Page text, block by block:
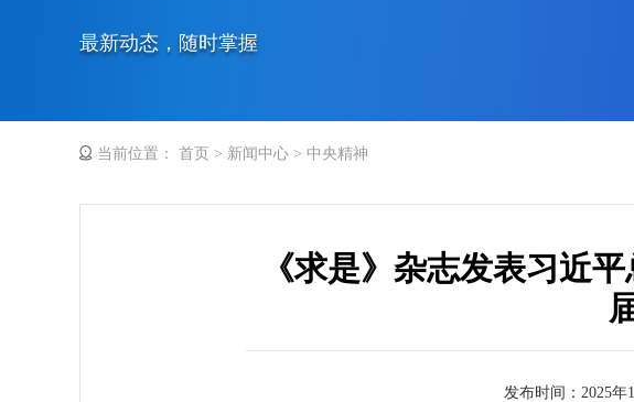
最新动态，随时掌握
当前位置： 首页 > 新闻中心 > 中央精神
《求是》杂志发表习近
发布时间：2025年